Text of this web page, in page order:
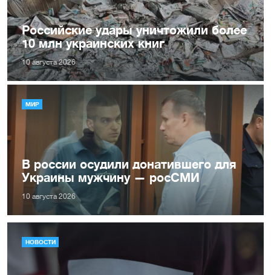
Российские удары уничтожили более
10 млн украинских книг
10 августа 2026
МИР
В россии осудили донатившего для
Украины мужчину — росСМИ
10 августа 2026
НОВОСТИ